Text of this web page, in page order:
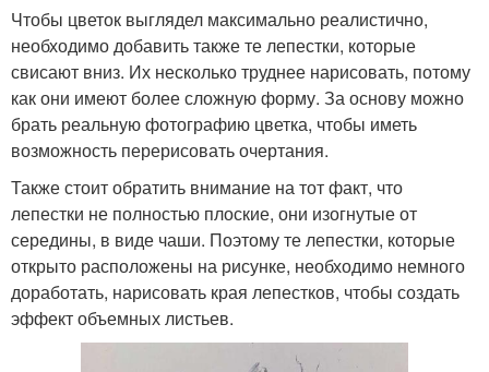
Чтобы цветок выглядел максимально реалистично,
необходимо добавить также те лепестки, которые
свисают вниз. Их несколько труднее нарисовать, потому
как они имеют более сложную форму. За основу можно
брать реальную фотографию цветка, чтобы иметь
возможность перерисовать очертания.
Также стоит обратить внимание на тот факт, что
лепестки не полностью плоские, они изогнутые от
середины, в виде чаши. Поэтому те лепестки, которые
открыто расположены на рисунке, необходимо немного
доработать, нарисовать края лепестков, чтобы создать
эффект объемных листьев.